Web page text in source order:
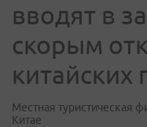
вводят в
скорым
китайских
Местная туристическая
Китае